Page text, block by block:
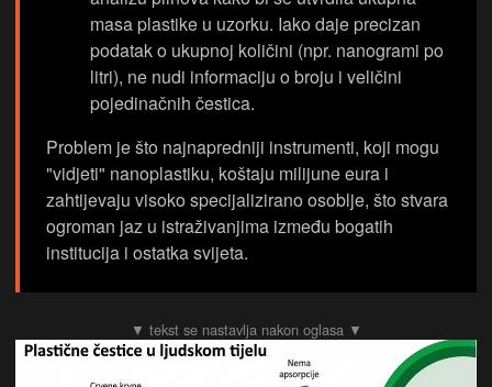
masa plastike u uzorku. Iako daje precizan
podatak o ukupnoj količini (npr. nanogrami po
litri), ne nudi informaciju o broju i veličini
pojedinačnih čestica.
Problem je što najnapredniji instrumenti, koji mogu
"vidjeti" nanoplastiku, koštaju milijune eura i
zahtijevaju visoko specijalizirano osoblje, ​​​što stvara
ogroman jaz u istraživanjima između bogatih
institucija i ostatka svijeta.